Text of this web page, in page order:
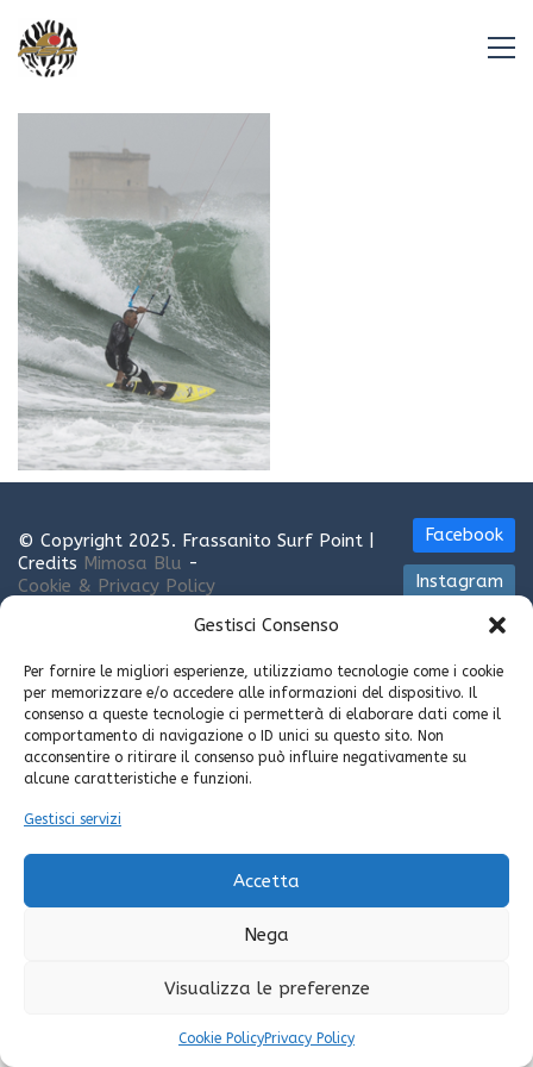
Gestisci Consenso
Per fornire le migliori esperienze, utilizziamo tecnologie come i cookie
per memorizzare e/o accedere alle informazioni del dispositivo. Il
consenso a queste tecnologie ci permetterà di elaborare dati come il
comportamento di navigazione o ID unici su questo sito. Non
acconsentire o ritirare il consenso può influire negativamente su
alcune caratteristiche e funzioni.
Gestisci servizi
Accetta
Nega
Visualizza le preferenze
Cookie PolicyPrivacy Policy
Facebook
Instagram
© Copyright 2025. Frassanito Surf Point |
Credits Mimosa Blu -
Cookie & Privacy Policy